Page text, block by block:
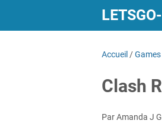
Accueil /Games
Clash
Par Amanda J